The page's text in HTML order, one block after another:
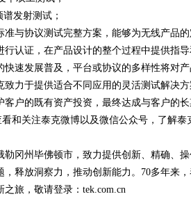
发射测试；
准与协议测试完整方案，能够为无线产品
行认证，在产品设计的整个过程中提供指
快速发展普及，平台或协议的多样性将对
致力于提供适合不同应用的灵活测试解决
客户的既有资产投资，最终达成与客户的
和关注泰克微博以及微信公众号，了解泰
勒冈州毕佛顿市，致力提供创新、精确、
，释放洞察力，推动创新能力。70多年来
旅，敬请登录：tek.com.cn